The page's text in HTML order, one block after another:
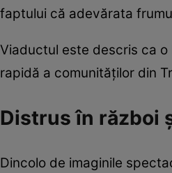
faptului că adevărata
Viaductul este descris ca
rapidă a comunităților din
Distrus în război
Dincolo de imaginile